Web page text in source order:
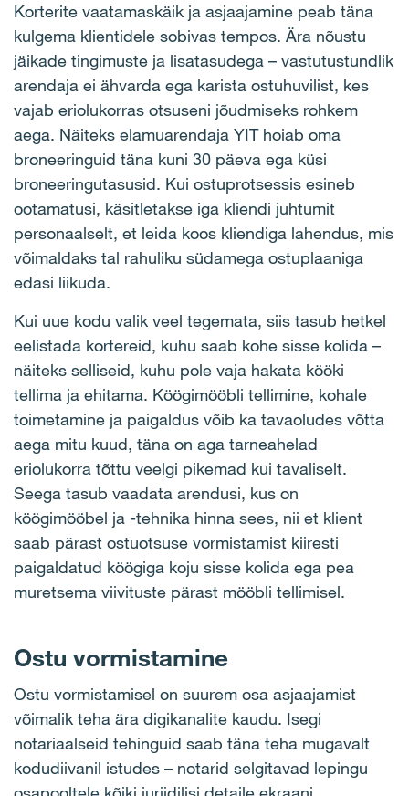
Korterite vaatamaskäik ja asjaajamine peab täna
kulgema klientidele sobivas tempos. Ära nõustu
jäikade tingimuste ja lisatasudega – vastutustundlik
arendaja ei ähvarda ega karista ostuhuvilist, kes
vajab eriolukorras otsuseni jõudmiseks rohkem
aega. Näiteks elamuarendaja YIT hoiab oma
broneeringuid täna kuni 30 päeva ega küsi
broneeringutasusid. Kui ostuprotsessis esineb
ootamatusi, käsitletakse iga kliendi juhtumit
personaalselt, et leida koos kliendiga lahendus, mis
võimaldaks tal rahuliku südamega ostuplaaniga
edasi liikuda.
Kui uue kodu valik veel tegemata, siis tasub hetkel
eelistada kortereid, kuhu saab kohe sisse kolida –
näiteks selliseid, kuhu pole vaja hakata kööki
tellima ja ehitama. Köögimööbli tellimine, kohale
toimetamine ja paigaldus võib ka tavaoludes võtta
aega mitu kuud, täna on aga tarneahelad
eriolukorra tõttu veelgi pikemad kui tavaliselt.
Seega tasub vaadata arendusi, kus on
köögimööbel ja -tehnika hinna sees, nii et klient
saab pärast ostuotsuse vormistamist kiiresti
paigaldatud köögiga koju sisse kolida ega pea
muretsema viivituste pärast mööbli tellimisel.
Ostu vormistamine
Ostu vormistamisel on suurem osa asjaajamist
võimalik teha ära digikanalite kaudu. Isegi
notariaalseid tehinguid saab täna teha mugavalt
kodudiivanil istudes – notarid selgitavad lepingu